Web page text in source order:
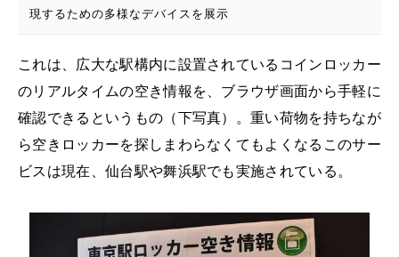
現するための多様なデバイスを展示
これは、広大な駅構内に設置されているコインロッカー
のリアルタイムの空き情報を、ブラウザ画面から手軽に
確認できるというもの（下写真）。重い荷物を持ちなが
ら空きロッカーを探しまわらなくてもよくなるこのサー
ビスは現在、仙台駅や舞浜駅でも実施されている。